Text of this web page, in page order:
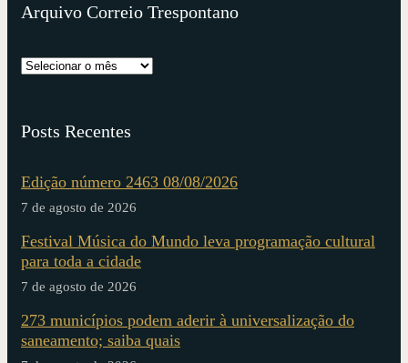
Arquivo Correio Trespontano
Posts Recentes
Edição número 2463 08/08/2026
7 de agosto de 2026
Festival Música do Mundo leva programação cultural
para toda a cidade
7 de agosto de 2026
273 municípios podem aderir à universalização do
saneamento; saiba quais